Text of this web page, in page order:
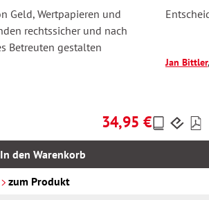
Geld, Wertpapieren und
rechtssicher und nach
Betreuten gestalten
Regulärer Preis:
34,95 €
In den Warenkorb
zum Produkt
Jan Bittler,
Preise
inkl.